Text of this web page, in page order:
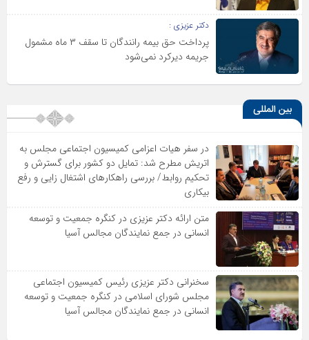
دکتر عزیزی :
پرداخت حق بیمه رانندگان تا سقف ۳ ماه مشمول
جریمه دیرکرد نمی‌شود
بین المللی
در سفر هیات اعزامی کمیسیون اجتماعی مجلس به
اتریش مطرح شد: تمایل دو کشور برای گسترش و
تحکیم روابط/ بررسی راهکارهای اشتغال زایی و رفع
بیکاری
متن ارائه دکتر عزیزى در کنگره جمعیت و توسعه
انسانى در جمع نمایندگان مجالس آسیا
سخنرانى دکتر عزیزى رئیس کمیسیون اجتماعى
مجلس شوراى اسلامى در کنگره جمعیت و توسعه
انسانى در جمع نمایندگان مجالس آسیا